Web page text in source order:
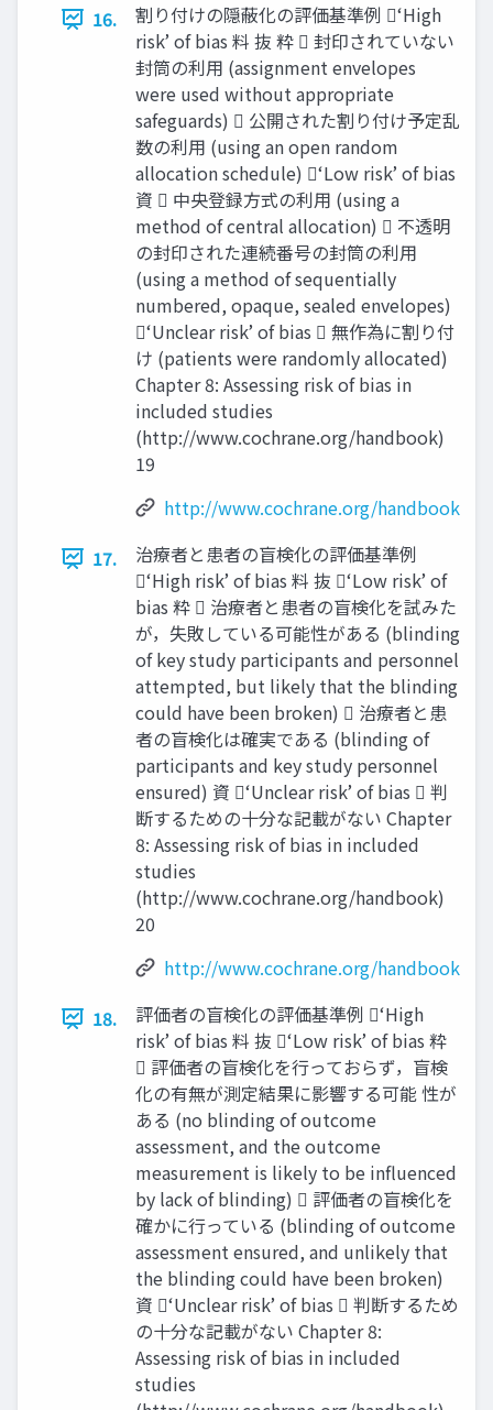
16.
割り付けの隠蔽化の評価基準例 ‘High
risk’ of bias 料 抜 粋  封印されていない
封筒の利⽤ (assignment envelopes
were used without appropriate
safeguards)  公開された割り付け予定乱
数の利⽤ (using an open random
allocation schedule) ‘Low risk’ of bias
資  中央登録⽅式の利⽤ (using a
method of central allocation)  不透明
の封印された連続番号の封筒の利⽤
(using a method of sequentially
numbered, opaque, sealed envelopes)
‘Unclear risk’ of bias  無作為に割り付
け (patients were randomly allocated)
Chapter 8: Assessing risk of bias in
included studies
(http://www.cochrane.org/handbook)
19
http://www.cochrane.org/handbook
17.
治療者と患者の盲検化の評価基準例
‘High risk’ of bias 料 抜 ‘Low risk’ of
bias 粋  治療者と患者の盲検化を試みた
が，失敗している可能性がある (blinding
of key study participants and personnel
attempted, but likely that the blinding
could have been broken)  治療者と患
者の盲検化は確実である (blinding of
participants and key study personnel
ensured) 資 ‘Unclear risk’ of bias  判
断するための十分な記載がない Chapter
8: Assessing risk of bias in included
studies
(http://www.cochrane.org/handbook)
20
http://www.cochrane.org/handbook
18.
評価者の盲検化の評価基準例 ‘High
risk’ of bias 料 抜 ‘Low risk’ of bias 粋
 評価者の盲検化を⾏っておらず，盲検
化の有無が測定結果に影響する可能 性が
ある (no blinding of outcome
assessment, and the outcome
measurement is likely to be influenced
by lack of blinding)  評価者の盲検化を
確かに⾏っている (blinding of outcome
assessment ensured, and unlikely that
the blinding could have been broken)
資 ‘Unclear risk’ of bias  判断するため
の十分な記載がない Chapter 8:
Assessing risk of bias in included
studies